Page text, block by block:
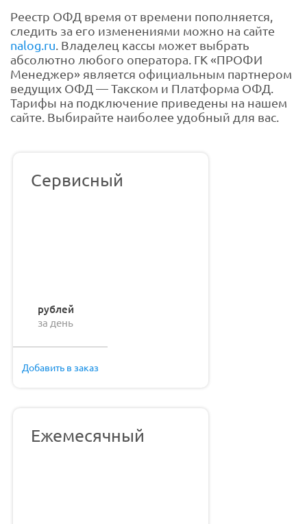
Реестр ОФД время от времени пополняется,
следить за его изменениями можно на сайте
nalog.ru. Владелец кассы может выбрать
абсолютно любого оператора. ГК «ПРОФИ
Менеджер» является официальным партнером
ведущих ОФД — Такском и Платформа ОФД.
Тарифы на подключение приведены на нашем
сайте. Выбирайте наиболее удобный для вас.
Сервисный
рублей
за день
Добавить в заказ
Ежемесячный